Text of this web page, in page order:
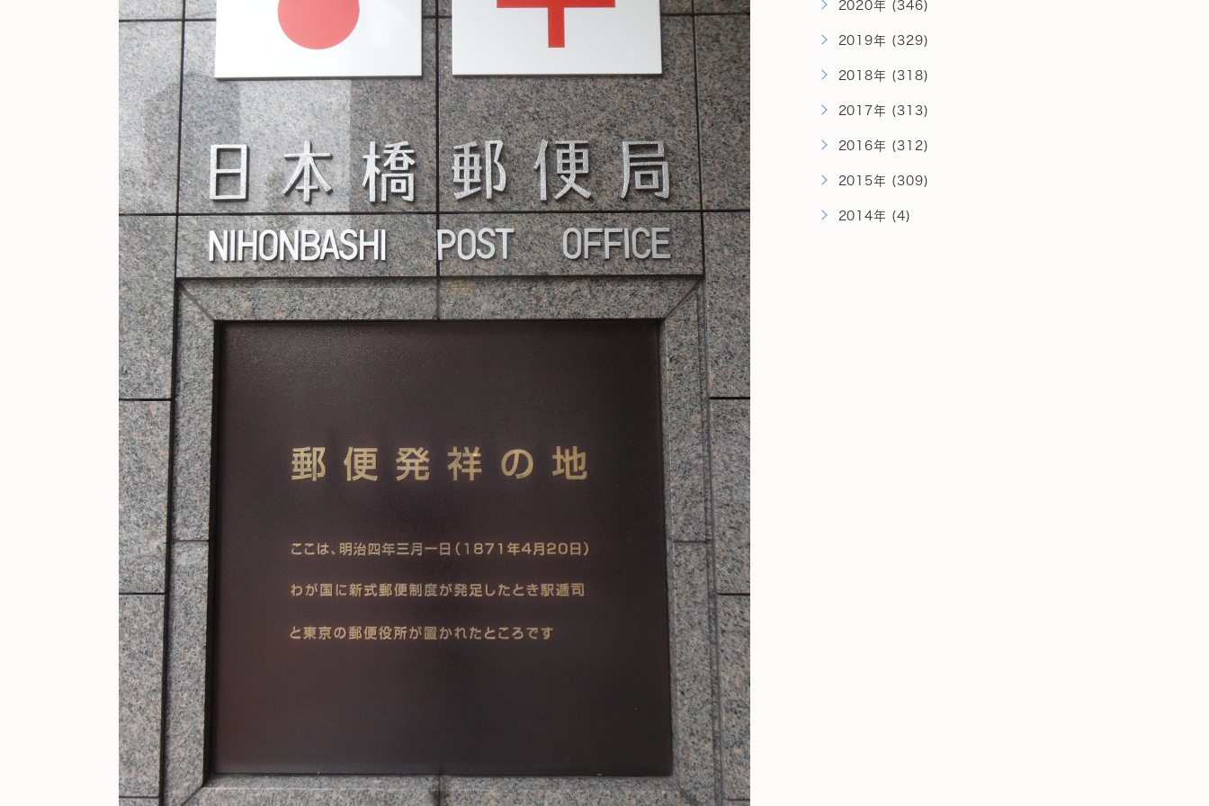
2020年 (346)
2019年 (329)
2018年 (318)
2017年 (313)
2016年 (312)
2015年 (309)
2014年 (4)